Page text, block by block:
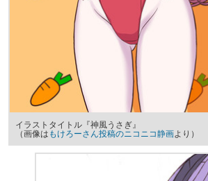
イラストタイトル『神風うさぎ』
（画像は もけろーさん投稿のニコニコ静画より）